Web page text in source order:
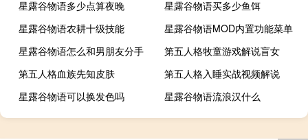
星露谷物语多少点算夜晚
星露谷物语买多少鱼饵
星露谷物语农耕十级技能
星露谷物语MOD内置功能菜单
星露谷物语怎么和男朋友分手
第五人格牧童游戏解说盲女
第五人格血族先知皮肤
第五人格入睡实战视频解说
星露谷物语可以换发色吗
星露谷物语流浪汉什么